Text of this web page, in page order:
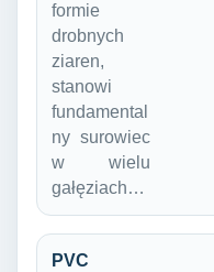
formie
drobnych
ziaren,
stanowi
fundamental
ny surowiec
w wielu
gałęziach…
PVC